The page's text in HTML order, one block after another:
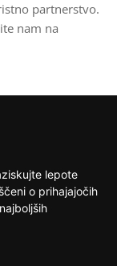
partnerstvo.
nam na
lepote
o prihajajočih